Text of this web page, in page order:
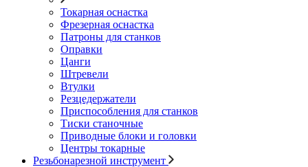
Токарная оснастка
Фрезерная оснастка
Патроны для станков
Оправки
Цанги
Штревели
Втулки
Резцедержатели
Приспособления для станков
Тиски станочные
Приводные блоки и головки
Центры токарные
Резьбонарезной инструмент